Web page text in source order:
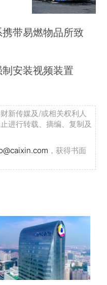
带易燃物品所致
安装视频装置
新传媒及/或相关权利人
进行转载、摘编、复制及
，获得书面